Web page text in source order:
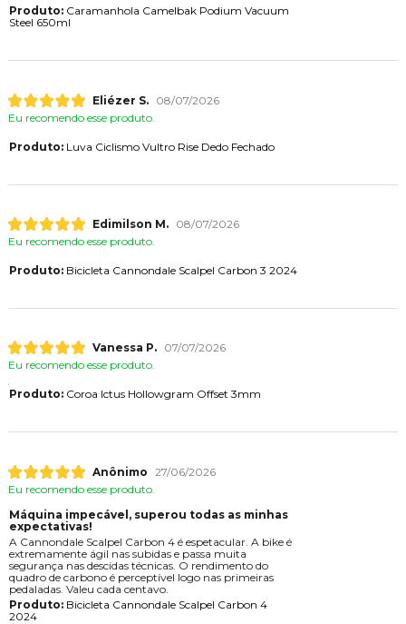
Produto:Caramanhola Camelbak Podium Vacuum
Steel 650ml
Eliézer S.
08/07/2026
Eu recomendo esse produto.
Produto:Luva Ciclismo Vultro Rise Dedo Fechado
Edimilson M.
08/07/2026
Eu recomendo esse produto.
Produto:Bicicleta Cannondale Scalpel Carbon 3 2024
Vanessa P.
07/07/2026
Eu recomendo esse produto.
Produto:Coroa Ictus Hollowgram Offset 3mm
Anônimo 27/06/2026
Eu recomendo esse produto.
Máquina impecável, superou todas as minhas
expectativas!
A Cannondale Scalpel Carbon 4 é espetacular. A bike é
extremamente ágil nas subidas e passa muita
segurança nas descidas técnicas. O rendimento do
quadro de carbono é perceptível logo nas primeiras
pedaladas. Valeu cada centavo.
Produto:Bicicleta Cannondale Scalpel Carbon 4
2024